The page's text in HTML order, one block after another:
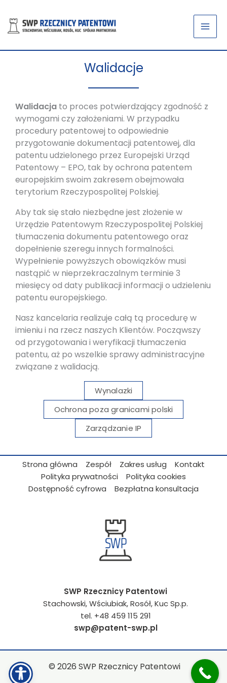
treści
Walidacje
Walidacja to proces potwierdzający zgodność z
wymogami czy założeniami. W przypadku
procedury patentowej to odpowiednie
przygotowanie dokumentacji patentowej, dla
patentu udzielonego przez Europejski Urząd
Patentowy – EPO, tak by ochrona patentem
europejskim swoim zakresem obejmowała
terytorium Rzeczypospolitej Polskiej.
Aby tak się stało niezbędne jest złożenie w
Urzędzie Patentowym Rzeczypospolitej Polskiej
tłumaczenia dokumentu patentowego oraz
dopełnienie szeregu innych formalności.
Wypełnienie powyższych obowiązków musi
nastąpić w nieprzekraczalnym terminie 3
miesięcy od daty publikacji informacji o udzieleniu
patentu europejskiego.
Nasz kancelaria realizuje całą tą procedurę w
imieniu i na rzecz naszych Klientów. Począwszy
od przygotowania i weryfikacji tłumaczenia
patentu, aż po wszelkie sprawy administracyjne
związane z walidacją.
Wynalazki
Ochrona poza granicami polski
Zarządzanie IP
Strona główna Zespół Zakres usług
Kontakt
Polityka prywatności
Polityka cookies
Dostępność cyfrowa
Bezpłatna konsultacja
SWP Rzecznicy Patentowi
Stachowski, Wściubiak, Rosół, Kuc Sp.p.
tel. +48 459 115 291
swp@patent-swp.pl
© 2026 SWP Rzecznicy Patentowi